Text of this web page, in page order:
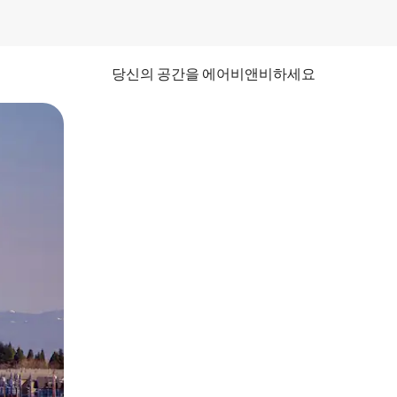
당신의 공간을 에어비앤비하세요